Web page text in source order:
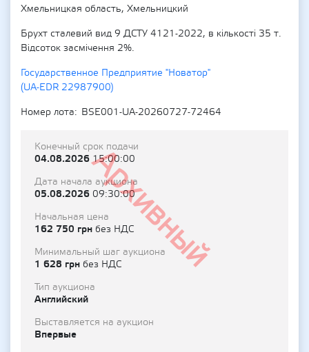
Хмельницкая область, Хмельницкий
Брухт сталевий вид 9 ДСТУ 4121-2022, в кількості 35 т.
Відсоток засмічення 2%.
Государственное Предприятие "Новатор"
(UA-EDR 22987900)
Номер лота
BSE001-UA-20260727-72464
Архивный
Конечный срок подачи
04.08.202615:00:00
Дата начала аукциона
05.08.2026 09:30:00
Начальная цена
162 750 грн без НДС
Минимальный шаг аукциона
1 628 грн без НДС
Тип аукциона
Английский
Выставляется на аукцион
Впервые